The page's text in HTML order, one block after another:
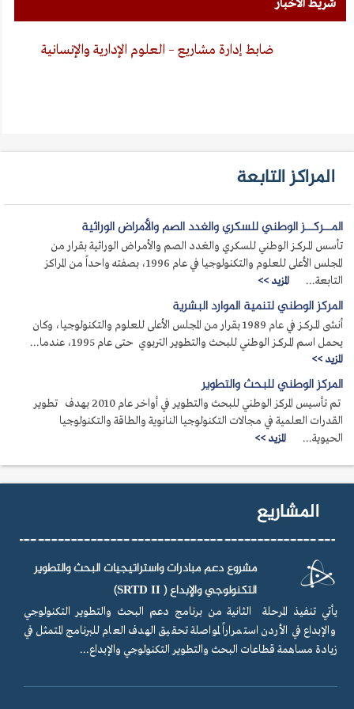
شريط الأخبار
ضابط إدارة مشاريع – العلوم الإدارية والإنسانية
المراكز التابعة
المــركــز الوطني للسكري والغدد الصم والأمراض الوراثية
تأسس المــركــز الوطني للسكري والغدد الصم والأمراض الوراثية بقرار من
المجلس الأعلى للعلوم والتكنولوجيا في عام 1996، بصفته واحداً من المراكز
التابعة...
المزيد >>
المركز الوطني لتنمية الموارد البشرية
أنشى المــركــز في عام 1989 بقرار من المجلس الأعلى للعلوم والتكنولوجيا، وكان
يحمل اسم المــركــز الوطني للبحث والتطوير التربوي حتى عام 1995، عندما...
المزيد >>
المركز الوطني للبحث والتطوير
تم تأسيس المركز الوطني للبحث والتطوير في أواخر عام 2010 بهدف تطوير
القدرات العلمية في مجالات التكنولوجيا النانوية والطاقة والتكنولوجيا
الحيوية...
المزيد >>
المشاريع
مشروع دعم مبادرات واستراتيجيات البحث والتطوير
التكنولوجي والإبداع ( SRTD II)
يأتي تنفيذ المرحلة الثانية من برنامج دعم البحث والتطوير التكنولوجي
والإبداع في الأردن استمراراً لمواصلة تحقيق الهدف العام للبرنامج المتمثل في
زيادة مساهمة قطاعات البحث والتطوير التكنولوجي والإبداع...